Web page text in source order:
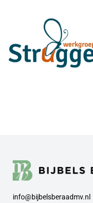
info@bijbelsberaadmv.nl